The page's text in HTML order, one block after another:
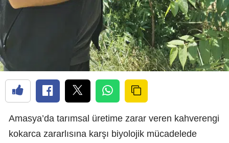
Amasya’da tarımsal üretime zarar veren kahverengi
kokarca zararlısına karşı biyolojik mücadelede